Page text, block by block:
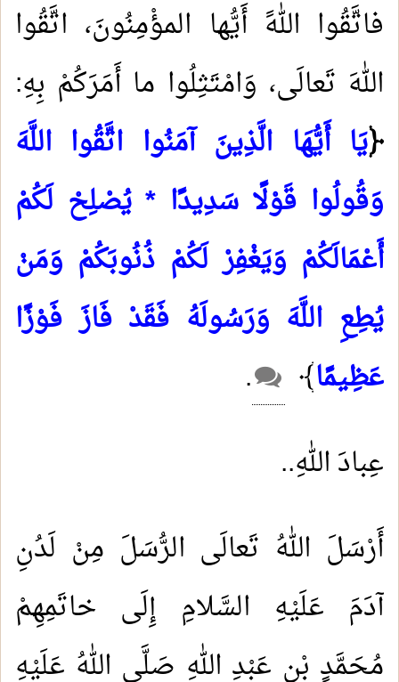
فاتَّقُوا اللهََ أَيُّها المؤْمِنُونَ، اتَّقُوا
اللهَ تَعالَى، وَامْتَثِلُوا ما أَمَرَكُمْ بِهِ:
﴿يَا أَيُّهَا الَّذِينَ آمَنُوا اتَّقُوا اللَّهَ
وَقُولُوا قَوْلًا سَدِيدًا * يُصْلِحْ لَكُمْ
أَعْمَالَكُمْ وَيَغْفِرْ لَكُمْ ذُنُوبَكُمْ وَمَنْ
يُطِعِ اللَّهَ وَرَسُولَهُ فَقَدْ فَازَ فَوْزًا
عَظِيمًا﴾
.
عِبادَ اللهِ..
أَرْسَلَ اللهُ تَعالَى الرُّسَلَ مِنْ لَدُنِ
آدَمَ عَلَيْهِ السَّلامِ إِلَى خاتَمِهِمْ
مُحَمَّدٍ بْنِِ عَبْدِ اللهِ صَلَّى اللهُ عَلَيْهِ